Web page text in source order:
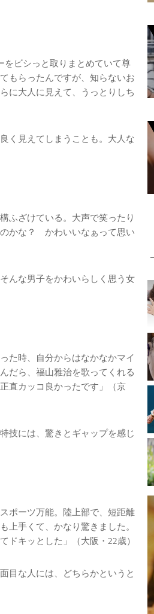
をビシっと取りまとめていて尊
もらったんですが、知らないお
に大人に見えて、うっとりしち
く見えてしまうことも。大人な
ふざけている。大声で笑ったり
のかな？ かわいいなぁって思い
んな男子をかわいらしく思う女
た時、自分からはなかなかマイ
だら、福山雅治を歌ってくれる
直カッコ良かったです」（京
技には、驚きとギャップを感じ
ポーツ万能。陸上部で、短距離
上手くて、かなり驚きました。
ドキッとした」（大阪・22歳）
な人には、どちらかというと